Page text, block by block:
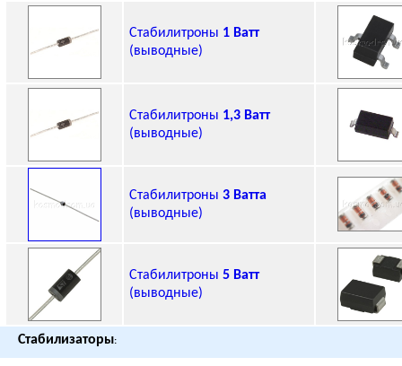
Стабилитроны 1 Ватт
(выводные)
Стабилитроны 1,3 Ватт
(выводные)
Стабилитроны 3 Ватта
(выводные)
Стабилитроны 5 Ватт
(выводные)
Стабилизаторы: